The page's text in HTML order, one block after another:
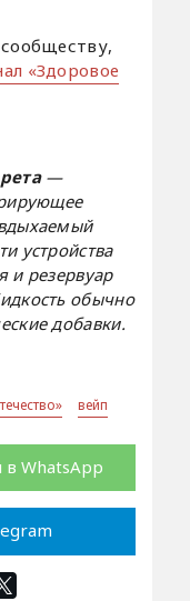
«Здоровое
—
устройства
и резервуар
обычно
добавки.
вейп
WhatsApp